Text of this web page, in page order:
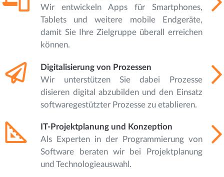
Wir entwickeln Apps für Smartphones,
Tablets und weitere mobile Endgeräte,
damit Sie Ihre Zielgruppe überall erreichen
können.
Digitalisierung von Prozessen
Wir unterstützen Sie dabei Prozesse
disieren digital abzubilden und den Einsatz
softwaregestützter Prozesse zu etablieren.
IT-Projektplanung und Konzeption
Als Experten in der Programmierung von
Software beraten wir bei Projektplanung
und Technologieauswahl.